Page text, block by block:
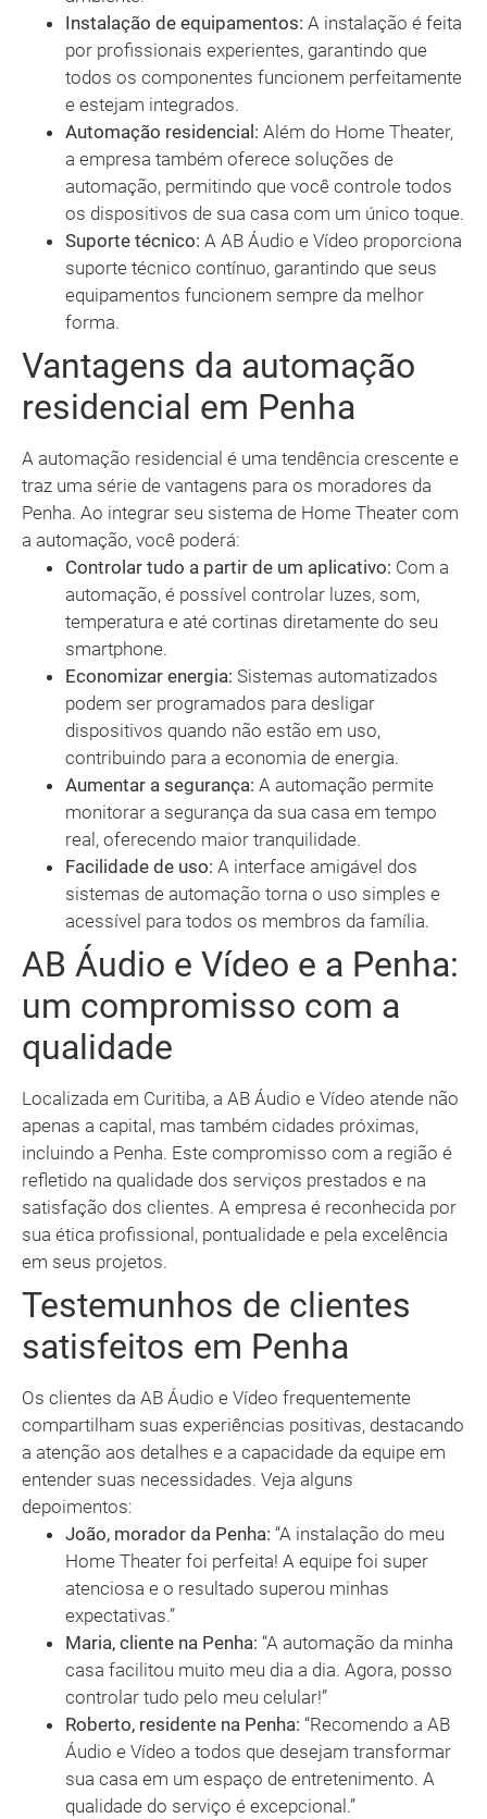
Instalação de equipamentos: A instalação é feita
por profissionais experientes, garantindo que
todos os componentes funcionem perfeitamente
e estejam integrados.
Automação residencial: Além do Home Theater,
a empresa também oferece soluções de
automação, permitindo que você controle todos
os dispositivos de sua casa com um único toque.
Suporte técnico: A AB Áudio e Vídeo proporciona
suporte técnico contínuo, garantindo que seus
equipamentos funcionem sempre da melhor
forma.
Vantagens da automação
residencial em Penha
A automação residencial é uma tendência crescente e
traz uma série de vantagens para os moradores da
Penha. Ao integrar seu sistema de Home Theater com
a automação, você poderá:
Controlar tudo a partir de um aplicativo: Com a
automação, é possível controlar luzes, som,
temperatura e até cortinas diretamente do seu
smartphone.
Economizar energia: Sistemas automatizados
podem ser programados para desligar
dispositivos quando não estão em uso,
contribuindo para a economia de energia.
Aumentar a segurança: A automação permite
monitorar a segurança da sua casa em tempo
real, oferecendo maior tranquilidade.
Facilidade de uso: A interface amigável dos
sistemas de automação torna o uso simples e
acessível para todos os membros da família.
AB Áudio e Vídeo e a Penha:
um compromisso com a
qualidade
Localizada em Curitiba, a AB Áudio e Vídeo atende não
apenas a capital, mas também cidades próximas,
incluindo a Penha. Este compromisso com a região é
refletido na qualidade dos serviços prestados e na
satisfação dos clientes. A empresa é reconhecida por
sua ética profissional, pontualidade e pela excelência
em seus projetos.
Testemunhos de clientes
satisfeitos em Penha
Os clientes da AB Áudio e Vídeo frequentemente
compartilham suas experiências positivas, destacando
a atenção aos detalhes e a capacidade da equipe em
entender suas necessidades. Veja alguns
depoimentos:
João, morador da Penha: “A instalação do meu
Home Theater foi perfeita! A equipe foi super
atenciosa e o resultado superou minhas
expectativas.”
Maria, cliente na Penha: “A automação da minha
casa facilitou muito meu dia a dia. Agora, posso
controlar tudo pelo meu celular!”
Roberto, residente na Penha: “Recomendo a AB
Áudio e Vídeo a todos que desejam transformar
sua casa em um espaço de entretenimento. A
qualidade do serviço é excepcional.”